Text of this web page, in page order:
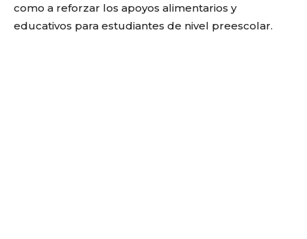
como a reforzar los apoyos alimentarios y
educativos para estudiantes de nivel preescolar.